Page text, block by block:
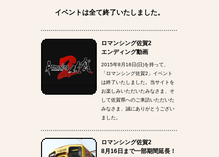
イベントは全て終了いたしました。
ロマンシング佐賀2
エンディング動画
2015年8月16日(日)を持って、
「ロマンシング佐賀2」イベント
は終了いたしました。当サイトを
お楽しみいただいたみなさま、そ
して佐賀県へのご来訪いただいた
みなさま、誠にありがとうござい
ました。
ロマンシング佐賀2
8月16日まで一部期間延長！